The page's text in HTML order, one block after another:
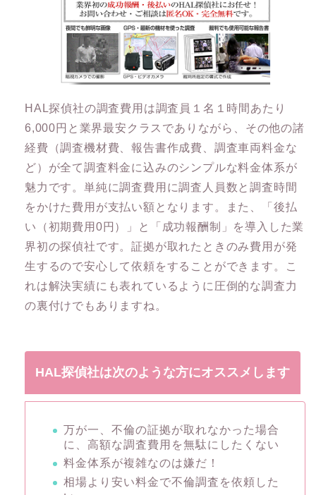
HAL探偵社の調査費用は調査員１名１時間あたり
6,000円と業界最安クラスでありながら、その他の諸
経費（調査機材費、報告書作成費、調査車両料金な
ど）が全て調査料金に込みのシンプルな料金体系が
魅力です。単純に調査費用に調査人員数と調査時間
をかけた費用が支払い額となります。また、「後払
い（初期費用0円）」と「成功報酬制」を導入した業
界初の探偵社です。証拠が取れたときのみ費用が発
生するので安心して依頼をすることができます。こ
れは解決実績にも表れているように圧倒的な調査力
の裏付けでもありますね。
HAL探偵社は次のような方にオススメします
万が一、不倫の証拠が取れなかった場合
に、高額な調査費用を無駄にしたくない
料金体系が複雑なのは嫌だ！
相場より安い料金で不倫調査を依頼した